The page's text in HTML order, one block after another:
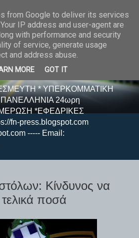
E S S -
* ΥΠΕΡΚΟΜΜΑΤΙΚΗ
24ωρη
*ΕΦΕΔΡΙΚΕΣ
fn-press.blogspot.com
----- Email:
Κίνδυνος να
ποσά
from Google to deliver its services
IP address and user-agent are
with performance and security
of service, generate usage
and address abuse.
MORE GOT IT